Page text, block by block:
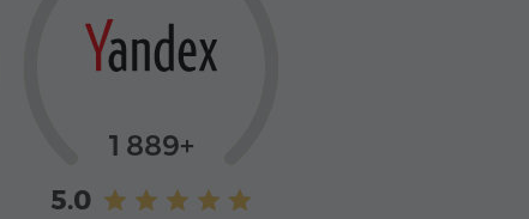
1 889+
5.0